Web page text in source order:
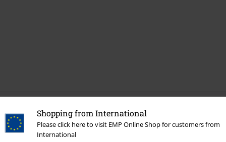
Shopping from International
Please click here to visit EMP Online Shop for customers from
International